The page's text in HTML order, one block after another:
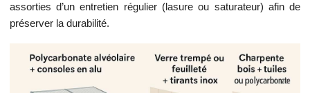
assorties d’un entretien régulier (lasure ou saturateur) afin de
préserver la durabilité.